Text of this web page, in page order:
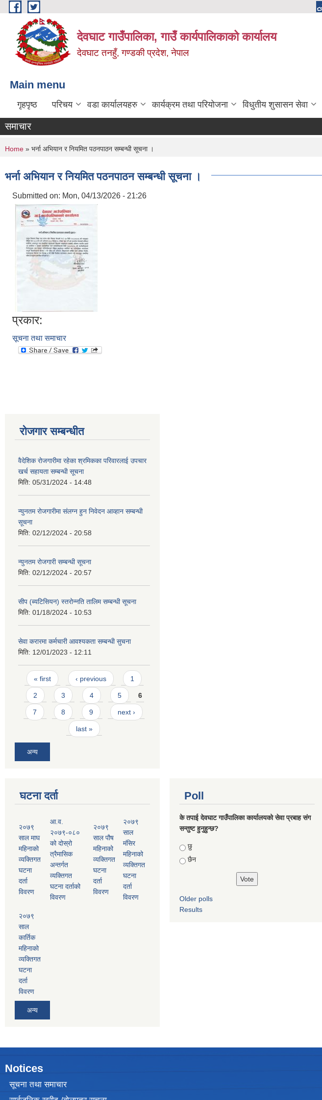
Skip to main content
देवघाट गाउँपालिका, गाउँ कार्यपालिकाको कार्यालय
देवघाट तनहुँ, गण्डकी प्रदेश, नेपाल
Main menu
गृहपृष्ठ परिचय वडा कार्यालयहरु कार्यक्रम तथा परियोजना विधुतीय शुसासन सेवा
समाचार
You are here
Home » भर्ना अभियान र नियमित पठनपाठन सम्बन्धी सूचना ।
भर्ना अभियान र नियमित पठनपाठन सम्बन्धी सूचना ।
Submitted on: Mon, 04/13/2026 - 21:26
प्रकार:
सूचना तथा समाचार
रोजगार सम्बन्धीत
वैदेशिक रोजगारीमा रहेका श्रमिकका परिवारलाई उपचार
खर्च सहायता सम्बन्धी सूचना
मिति: 05/31/2024 - 14:48
न्युनतम रोजगारीमा संलग्न हुन निवेदन आव्हान सम्बन्धी
सूचना
मिति: 02/12/2024 - 20:58
न्युनतम रोजगारी सम्बन्धी सूचना
मिति: 02/12/2024 - 20:57
सीप (ब्यटिसियन) स्तरोन्नति तालिम सम्बन्धी सूचना
मिति: 01/18/2024 - 10:53
सेवा करारमा कर्मचारी आवश्यकता सम्बन्धी सुचना
मिति: 12/01/2023 - 12:11
Pages
« first ‹ previous 1
2 3 4 5 6
7 8 9 next ›
last »
अन्य
घटना दर्ता
२०७९
साल माघ
महिनाको
व्यक्तिगत
घटना
दर्ता
विवरण
आ.व.
२०७९-०८०
को दोस्रो
त्रैमासिक
अन्तर्गत
व्यक्तिगत
घटना दर्ताको
विवरण
२०७९
साल पौष
महिनाको
व्यक्तिगत
घटना
दर्ता
विवरण
२०७९
साल
मंसिर
महिनाको
व्यक्तिगत
घटना
दर्ता
विवरण
२०७९
साल
कार्तिक
महिनाको
व्यक्तिगत
घटना
दर्ता
विवरण
अन्य
Poll
के तपाई देवघाट गाउँपालिका कार्यालयको सेवा प्रबाह संग
सन्तुष्ट हुनुहुन्छ?
Choices
छु
छैन
Older polls
Results
Notices
सूचना तथा समाचार